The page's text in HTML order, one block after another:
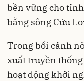
bền vững cho
bằng sông Cửu
Trong bối cảnh
xuất truyền
hoạt động khởi